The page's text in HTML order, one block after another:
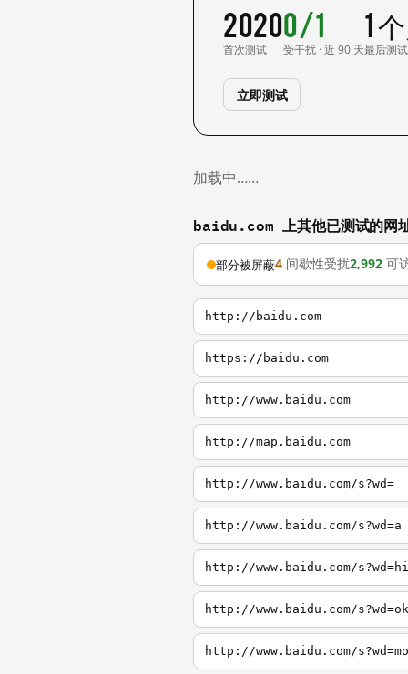
2020
首次测试
0/1
受干扰 · 近 90 天
1
最后测试
立即测试
加载中……
baidu.com 上其他已测试的网
部分被屏蔽4 间歇性受扰2,992 可
http://baidu.com
https://baidu.com
http://www.baidu.com
http://map.baidu.com
http://www.baidu.com/s?wd=
http://www.baidu.com/s?wd=a
http://www.baidu.com/s?wd=hi
http://www.baidu.com/s?wd=ok
http://www.baidu.com/s?wd=mo